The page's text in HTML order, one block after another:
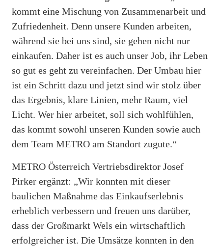
kommt eine Mischung von Zusammenarbeit und
Zufriedenheit. Denn unsere Kunden arbeiten,
während sie bei uns sind, sie gehen nicht nur
einkaufen. Daher ist es auch unser Job, ihr Leben
so gut es geht zu vereinfachen. Der Umbau hier
ist ein Schritt dazu und jetzt sind wir stolz über
das Ergebnis, klare Linien, mehr Raum, viel
Licht. Wer hier arbeitet, soll sich wohlfühlen,
das kommt sowohl unseren Kunden sowie auch
dem Team METRO am Standort zugute.“
METRO Österreich Vertriebsdirektor Josef
Pirker ergänzt: „Wir konnten mit dieser
baulichen Maßnahme das Einkaufserlebnis
erheblich verbessern und freuen uns darüber,
dass der Großmarkt Wels ein wirtschaftlich
erfolgreicher ist. Die Umsätze konnten in den